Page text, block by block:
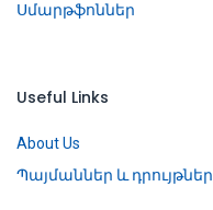
Սմարթֆոններ
Useful Links
About Us
Պայմաններ և դրույթներ